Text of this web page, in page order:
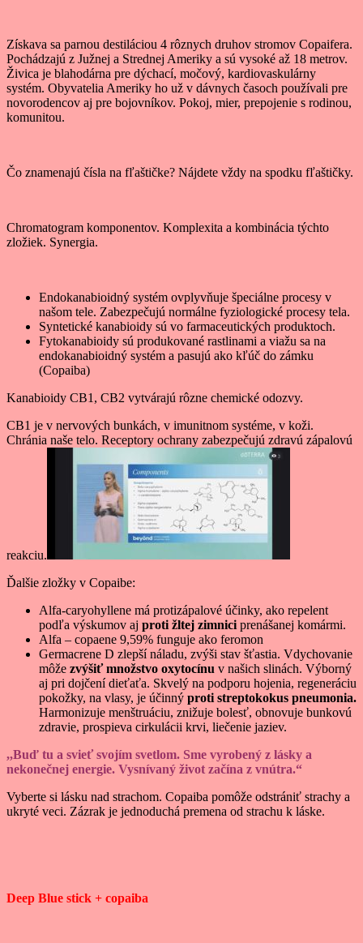
Získava sa parnou destiláciou 4 rôznych druhov stromov Copaifera.
Pochádzajú z Južnej a Strednej Ameriky a sú vysoké až 18 metrov.
Živica je blahodárna pre dýchací, močový, kardiovaskulárny
systém. Obyvatelia Ameriky ho už v dávnych časoch používali pre
novorodencov aj pre bojovníkov. Pokoj, mier, prepojenie s rodinou,
komunitou.
Čo znamenajú čísla na fľaštičke? Nájdete vždy na spodku fľaštičky.
Chromatogram komponentov. Komplexita a kombinácia týchto
zložiek. Synergia.
Endokanabioidný systém ovplyvňuje špeciálne procesy v
našom tele. Zabezpečujú normálne fyziologické procesy tela.
Syntetické kanabioidy sú vo farmaceutických produktoch.
Fytokanabioidy sú produkované rastlinami a viažu sa na
endokanabioidný systém a pasujú ako kľúč do zámku
(Copaiba)
Kanabioidy CB1, CB2 vytvárajú rôzne chemické odozvy.
CB1 je v nervových bunkách, v imunitnom systéme, v koži.
Chránia naše telo. Receptory ochrany zabezpečujú zdravú zápalovú
reakciu.
Ďalšie zložky v Copaibe:
Alfa-caryohyllene má protizápalové účinky, ako repelent
podľa výskumov aj proti žltej zimnici prenášanej komármi.
Alfa – copaene 9,59% funguje ako feromon
Germacrene D zlepší náladu, zvýši stav šťastia. Vdychovanie
môže zvýšiť množstvo oxytocínu v našich slinách. Výborný
aj pri dojčení dieťaťa. Skvelý na podporu hojenia, regeneráciu
pokožky, na vlasy, je účinný proti streptokokus pneumonia.
Harmonizuje menštruáciu, znižuje bolesť, obnovuje bunkovú
zdravie, prospieva cirkulácii krvi, liečenie jaziev.
,,Buď tu a svieť svojím svetlom. Sme vyrobený z lásky a
nekonečnej energie. Vysnívaný život začína z vnútra.“
Vyberte si lásku nad strachom. Copaiba pomôže odstrániť strachy a
ukryté veci. Zázrak je jednoduchá premena od strachu k láske.
Deep Blue stick + copaiba